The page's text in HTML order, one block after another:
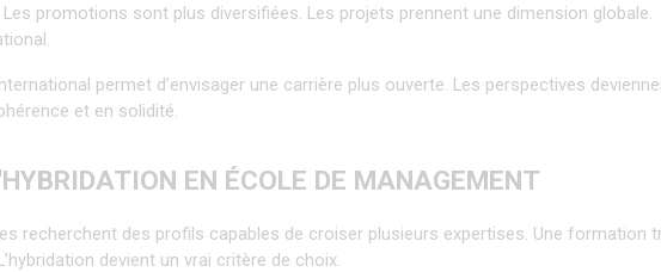
Les promotions sont plus diversifiées. Les projets prennent une dimension globale.
permet d’envisager une carrière plus ouverte. Les perspectives
et en solidité.
EN ÉCOLE DE MANAGEMENT
recherchent des profils capables de croiser plusieurs expertises. Une formation
devient un vrai critère de choix.